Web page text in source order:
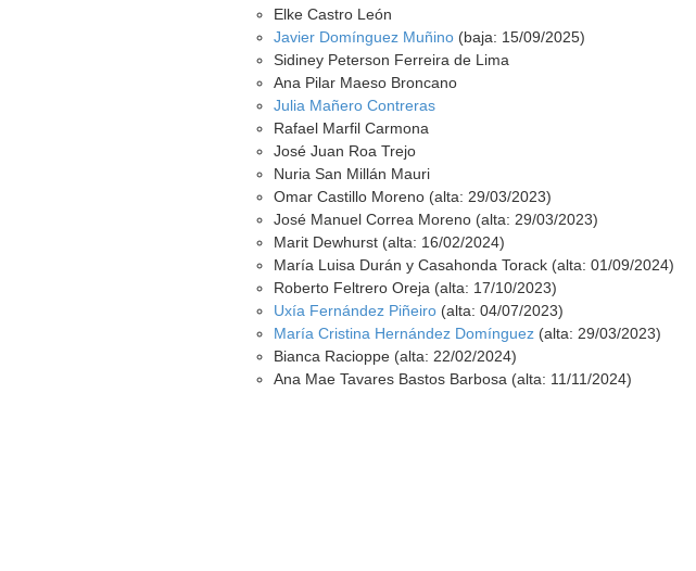
Elke Castro León
Javier Domínguez Muñino (baja: 15/09/2025)
Sidiney Peterson Ferreira de Lima
Ana Pilar Maeso Broncano
Julia Mañero Contreras
Rafael Marfil Carmona
José Juan Roa Trejo
Nuria San Millán Mauri
Omar Castillo Moreno (alta: 29/03/2023)
José Manuel Correa Moreno (alta: 29/03/2023)
Marit Dewhurst (alta: 16/02/2024)
María Luisa Durán y Casahonda Torack (alta: 01/09/2024)
Roberto Feltrero Oreja (alta: 17/10/2023)
Uxía Fernández Piñeiro (alta: 04/07/2023)
María Cristina Hernández Domínguez (alta: 29/03/2023)
Bianca Racioppe (alta: 22/02/2024)
Ana Mae Tavares Bastos Barbosa (alta: 11/11/2024)